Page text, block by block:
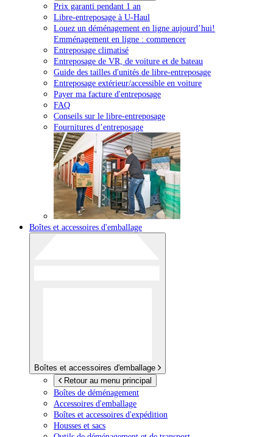
Prix garanti pendant 1 an
Libre-entreposage à U-Haul
Louez un déménagement en ligne aujourd’hui!
Emménagement en ligne : commencer
Entreposage climatisé
Entreposage de VR, de voiture et de bateau
Guide des tailles d'unités de libre-entreposage
Entreposage extérieur/accessible en voiture
Payer ma facture d'entreposage
FAQ
Conseils sur le libre-entreposage
Fournitures d’entreposage
Boîtes et accessoires d'emballage
Boîtes et accessoires d'emballage
Retour au menu principal
Boîtes de déménagement
Accessoires d'emballage
Boîtes et accessoires d'expédition
Housses et sacs